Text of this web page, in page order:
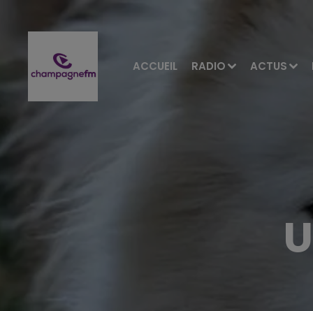
ACCUEIL RADIO ACTUS